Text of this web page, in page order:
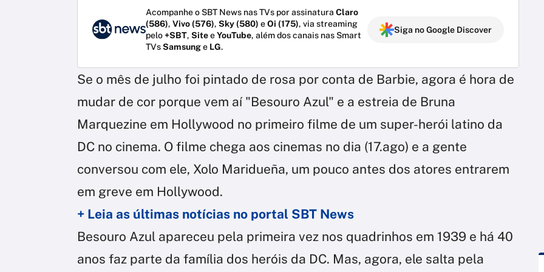
Acompanhe o SBT News nas TVs por assinatura Claro
(586), Vivo (576), Sky (580) eOi (175), via streaming
pelo+SBT, SiteeYouTube, além dos canais nas Smart
TVsSamsunge LG.
Siga no Google Discover
Se o mês de julho foi pintado de rosa por conta de Barbie, agora é hora de
mudar de cor porque vem aí "Besouro Azul" e a estreia de Bruna
Marquezine em Hollywood no primeiro filme de um super-herói latino da
DC no cinema. O filme chega aos cinemas no dia (17.ago) e a gente
conversou com ele, Xolo Maridueña, um pouco antes dos atores entrarem
em greve em Hollywood.
+ Leia as últimas notícias no portal SBT News
Besouro Azul apareceu pela primeira vez nos quadrinhos em 1939 e há 40
anos faz parte da família dos heróis da DC. Mas, agora, ele salta pela